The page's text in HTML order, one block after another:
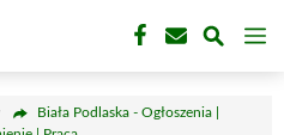
Biała Podlaska - Ogłoszenia |